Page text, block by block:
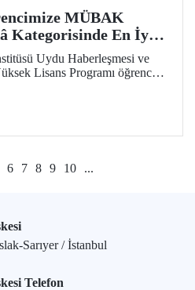
MÜBAK
Kategorisinde En İyi
Uydu Haberleşmesi ve
Lisans Programı öğrencisi
Kongresi’nde (MÜBAK
6 7 8 9 10 ...
Sarıyer / İstanbul
Telefon